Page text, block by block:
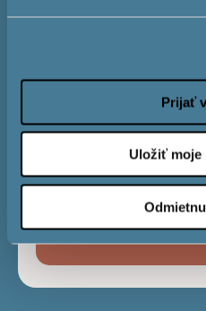
Prijať
Uložiť moje
Строк виплати
платіж